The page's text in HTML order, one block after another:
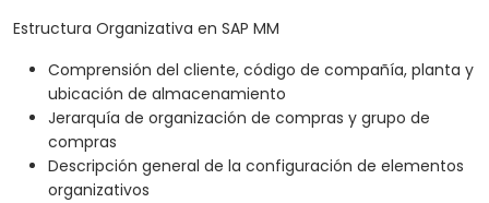
Estructura Organizativa en SAP MM
Comprensión del cliente, código de compañía, planta y
ubicación de almacenamiento
Jerarquía de organización de compras y grupo de
compras
Descripción general de la configuración de elementos
organizativos